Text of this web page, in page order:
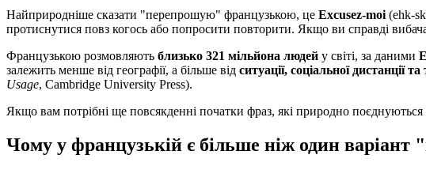
Найприродніше сказати "перепрошую" французькою, це Excusez-moi (ehk-
протиснутися повз когось або попросити повторити. Якщо ви справді
Французькою розмовляють близько 321 мільйона людей у світі, за даними
залежить менше від географії, а більше від ситуації, соціальної дистанції та
Usage, Cambridge University Press).
Якщо вам потрібні ще повсякденні початки фраз, які природно
Чому у французькій є більше ніж один